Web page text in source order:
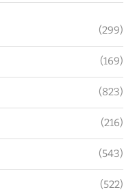
(299)
(169)
(823)
(216)
(543)
(522)